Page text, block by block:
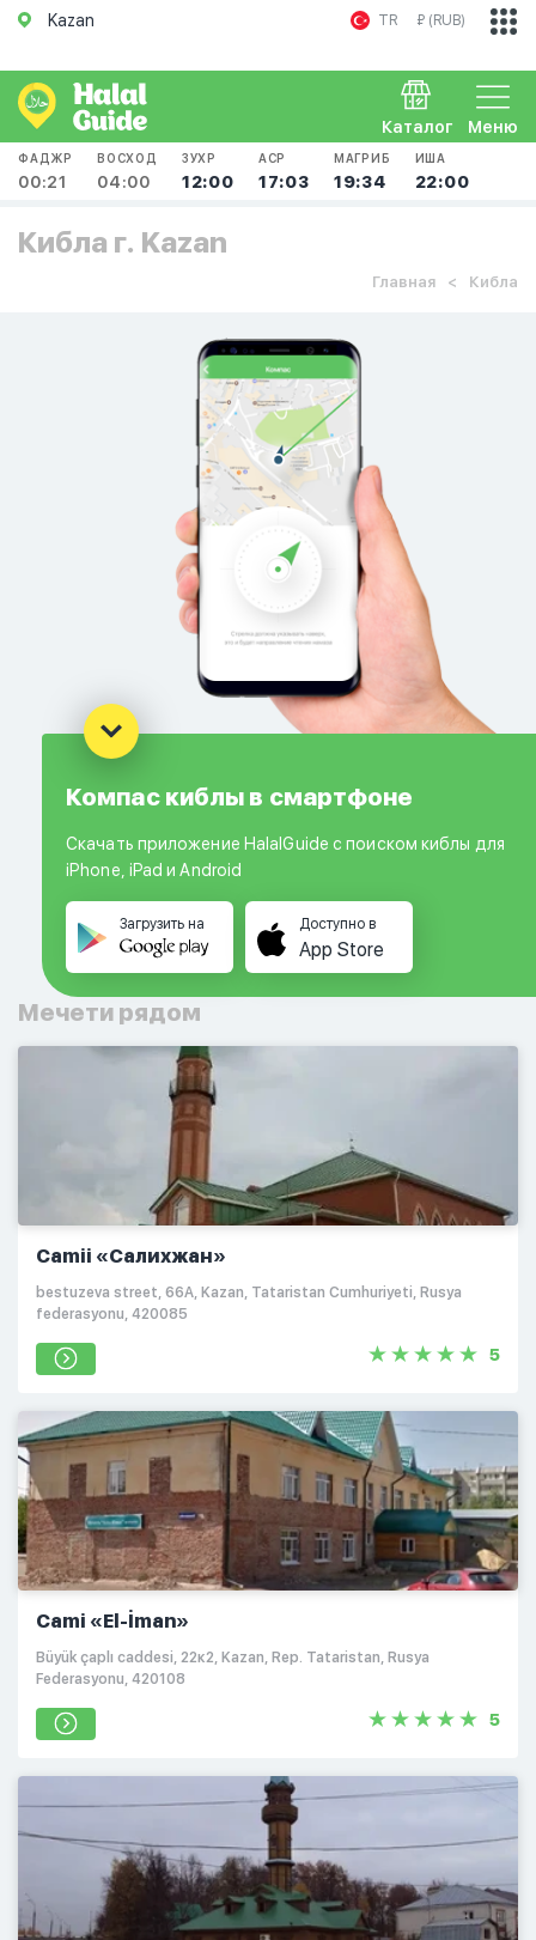
Kazan TR ₽ (RUB)
Меню
Каталог
ФАДЖР
00:21
ВОСХОД
04:00
ЗУХР
12:00
АСР
17:03
МАГРИБ
19:34
ИША
22:00
Кибла г. Kazan
Главная Кибла
Компас киблы в смартфоне
Скачать приложение HalalGuide с поиском киблы для
iPhone, iPad и Android
Загрузить на Доступно в
App Store
Мечети рядом
Camii «Салихжан»
bestuzeva street, 66A, Kazan, Tataristan Cumhuriyeti, Rusya
federasyonu, 420085
5
Cami «El-İman»
Büyük çaplı caddesi, 22к2, Kazan, Rep. Tataristan, Rusya
Federasyonu, 420108
5